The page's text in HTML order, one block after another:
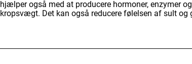
hjælper også med at producere hormoner, enzymer
kropsvægt. Det kan også reducere følelsen af sult